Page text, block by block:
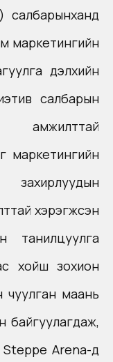
салбарынханд
маркетингийн
дэлхийн
салбарын
амжилттай
маркетингийн
хэрэгжсэн
танилцуулга
хойш зохион
чуулган маань
байгуулагдаж,
Steppe Arena-д